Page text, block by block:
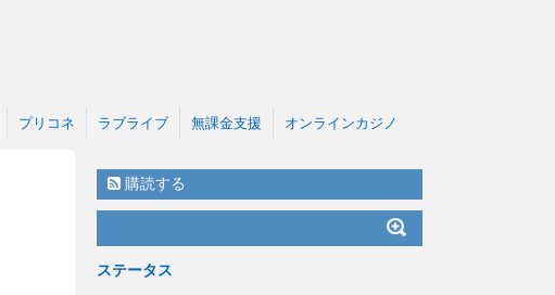
プリコネ ラブライブ 無課金支援 オンラインカジノ
購読する
ステータス